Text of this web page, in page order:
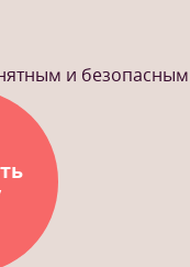
и безопасным